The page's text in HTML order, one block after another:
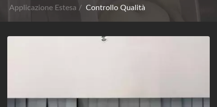
Applicazione Estesa / Controllo Qualità